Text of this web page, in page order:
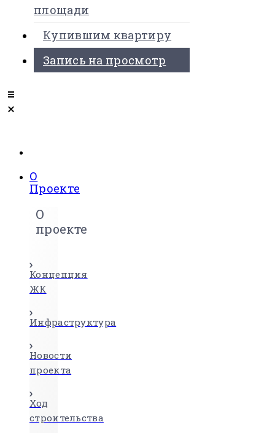
площади
Купившим квартиру
Запись на просмотр
О
Проекте
О
проекте
Концепция
ЖК
Инфраструктура
Новости
проекта
Ход
строительства